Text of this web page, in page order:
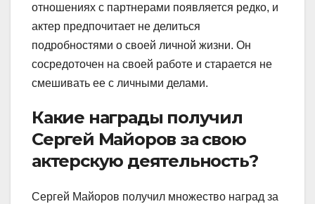
отношениях с партнерами появляется редко, и
актер предпочитает не делиться
подробностями о своей личной жизни. Он
сосредоточен на своей работе и старается не
смешивать ее с личными делами.
Какие награды получил
Сергей Майоров за свою
актерскую деятельность?
Сергей Майоров получил множество наград за